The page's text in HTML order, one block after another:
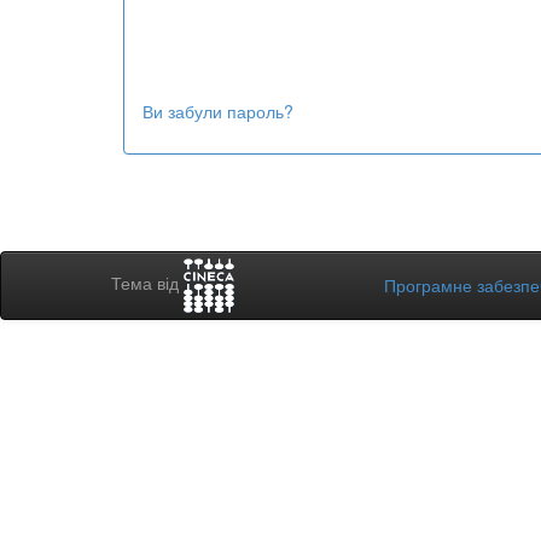
Ви забули пароль?
Тема від Програмне